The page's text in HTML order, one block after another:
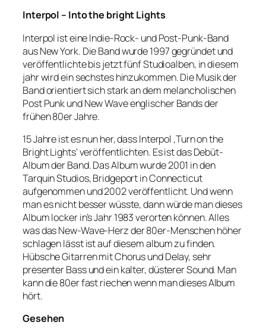
Interpol – Into the bright Lights
Interpol ist eine Indie-Rock- und Post-Punk-Band
aus New York. Die Band wurde 1997 gegründet und
veröffentlichte bis jetzt fünf Studioalben, in diesem
jahr wird ein sechstes hinzukommen. Die Musik der
Band orientiert sich stark an dem melancholischen
Post Punk und New Wave englischer Bands der
frühen 80er Jahre.
15 Jahre ist es nun her, dass Interpol ‚Turn on the
Bright Lights‘ veröffentlichten. Es ist das Debüt-
Album der Band. Das Album wurde 2001 in den
Tarquin Studios, Bridgeport in Connecticut
aufgenommen und 2002 veröffentlicht. Und wenn
man es nicht besser wüsste, dann würde man dieses
Album locker in’s Jahr 1983 verorten können. Alles
was das New-Wave-Herz der 80er-Menschen höher
schlagen lässt ist auf diesem album zu finden.
Hübsche Gitarren mit Chorus und Delay, sehr
presenter Bass und ein kalter, düsterer Sound. Man
kann die 80er fast riechen wenn man dieses Album
hört.
Gesehen